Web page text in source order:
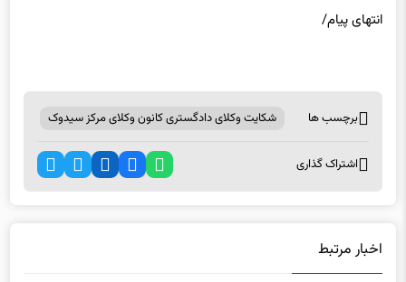
انتهای پیام/
برچسب ها شکایت وکلای دادگستری کانون وکلای مرکز سیدوک
اشتراک گذاری
اخبار مرتبط